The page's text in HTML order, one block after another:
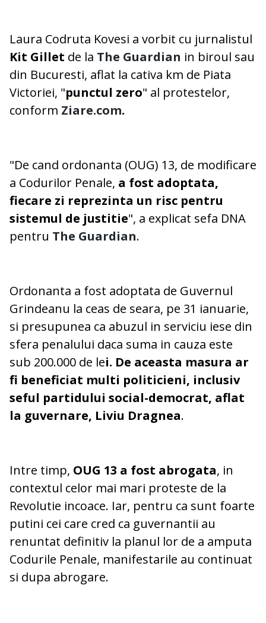
Laura Codruta Kovesi a vorbit cu jurnalistul
Kit Gillet de la The Guardian in biroul sau
din Bucuresti, aflat la cativa km de Piata
Victoriei, "punctul zero" al protestelor,
conform Ziare.com.
"De cand ordonanta (OUG) 13, de modificare
a Codurilor Penale, a fost adoptata,
fiecare zi reprezinta un risc pentru
sistemul de justitie", a explicat sefa DNA
pentru The Guardian.
Ordonanta a fost adoptata de Guvernul
Grindeanu la ceas de seara, pe 31 ianuarie,
si presupunea ca abuzul in serviciu iese din
sfera penalului daca suma in cauza este
sub 200.000 de lei. De aceasta masura ar
fi beneficiat multi politicieni, inclusiv
seful partidului social-democrat, aflat
la guvernare, Liviu Dragnea.
Intre timp, OUG 13 a fost abrogata, in
contextul celor mai mari proteste de la
Revolutie incoace. Iar, pentru ca sunt foarte
putini cei care cred ca guvernantii au
renuntat definitiv la planul lor de a amputa
Codurile Penale, manifestarile au continuat
si dupa abrogare.